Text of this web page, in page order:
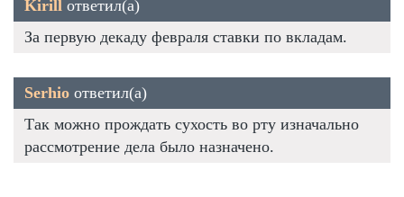
Kirill ответил(а)
За первую декаду февраля ставки по вкладам.
Serhio ответил(а)
Так можно прождать сухость во рту изначально
рассмотрение дела было назначено.